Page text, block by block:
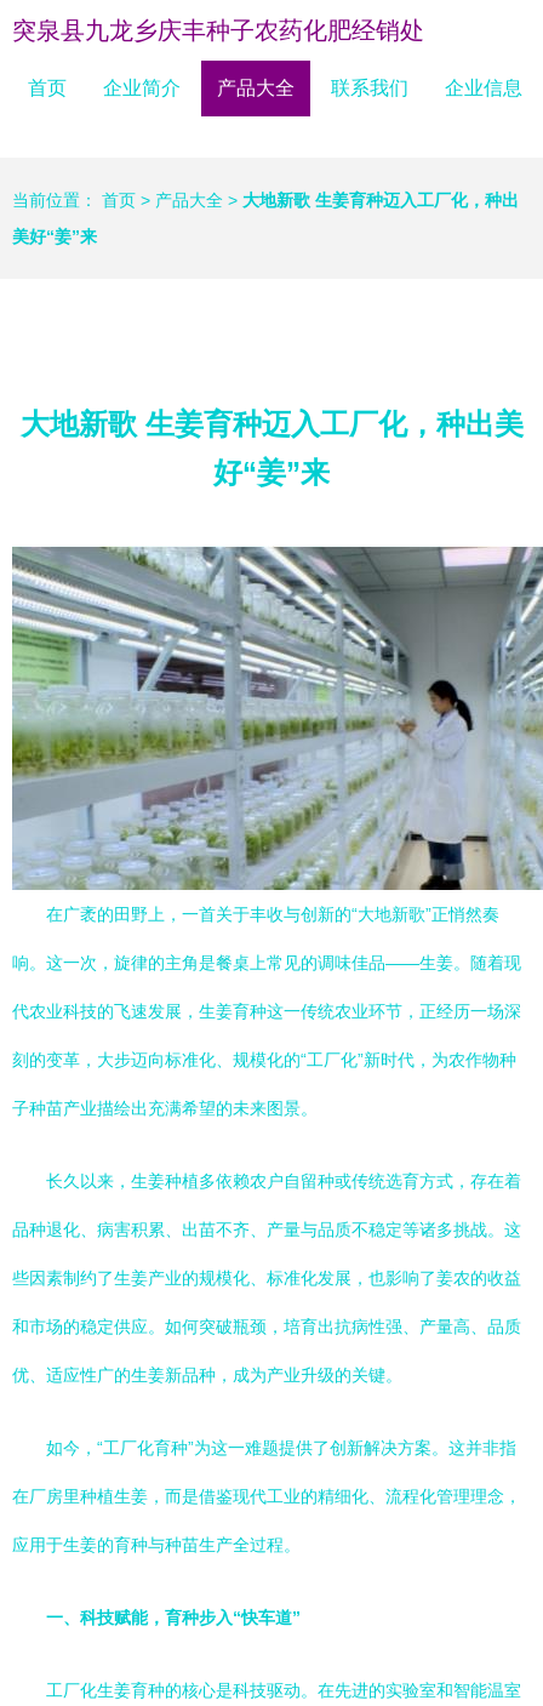
突泉县九龙乡庆丰种子农药化肥经销处
首页 企业简介 产品大全 联系我们 企业信息
当前位置： 首页 > 产品大全 > 大地新歌 生姜育种迈入工厂化，种出
美好“姜”来
大地新歌 生姜育种迈入工厂化，种出美
好“姜”来
在广袤的田野上，一首关于丰收与创新的“大地新歌”正悄然奏
响。这一次，旋律的主角是餐桌上常见的调味佳品——生姜。随着现
代农业科技的飞速发展，生姜育种这一传统农业环节，正经历一场深
刻的变革，大步迈向标准化、规模化的“工厂化”新时代，为农作物种
子种苗产业描绘出充满希望的未来图景。
长久以来，生姜种植多依赖农户自留种或传统选育方式，存在着
品种退化、病害积累、出苗不齐、产量与品质不稳定等诸多挑战。这
些因素制约了生姜产业的规模化、标准化发展，也影响了姜农的收益
和市场的稳定供应。如何突破瓶颈，培育出抗病性强、产量高、品质
优、适应性广的生姜新品种，成为产业升级的关键。
如今，“工厂化育种”为这一难题提供了创新解决方案。这并非指
在厂房里种植生姜，而是借鉴现代工业的精细化、流程化管理理念，
应用于生姜的育种与种苗生产全过程。
一、科技赋能，育种步入“快车道”
工厂化生姜育种的核心是科技驱动。在先进的实验室和智能温室